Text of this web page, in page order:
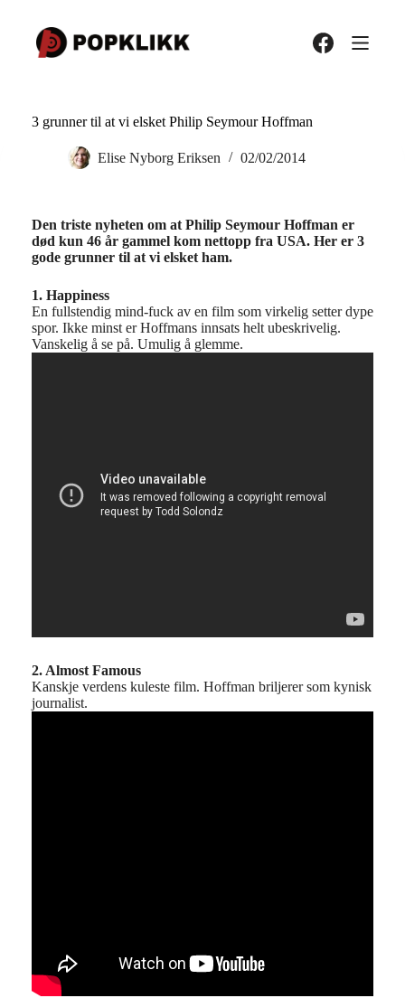
innholdet
3 grunner til at vi elsket Philip Seymour Hoffman
Elise Nyborg Eriksen 02/02/2014
Den triste nyheten om at Philip Seymour Hoffman er
død kun 46 år gammel kom nettopp fra USA. Her er 3
gode grunner til at vi elsket ham.
1. Happiness
En fullstendig mind-fuck av en film som virkelig setter dype
spor. Ikke minst er Hoffmans innsats helt ubeskrivelig.
Vanskelig å se på. Umulig å glemme.
2. Almost Famous
Kanskje verdens kuleste film. Hoffman briljerer som kynisk
journalist.